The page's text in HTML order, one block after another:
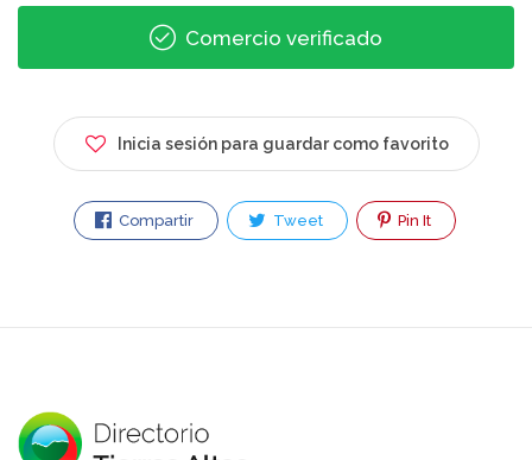
Comercio verificado
Inicia sesión para guardar como favorito
Compartir Tweet Pin It